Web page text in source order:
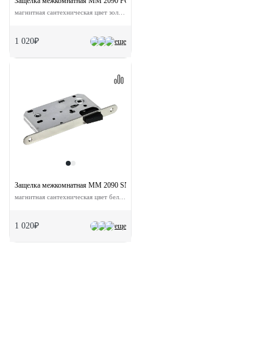
еще
1 020₽
еще
Защелка межкомнатная MM 2090 SN с ответной планкой
1 020₽